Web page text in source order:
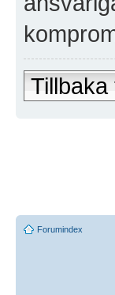
Tillbaka
Forumindex